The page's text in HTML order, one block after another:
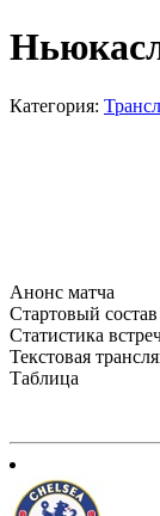
Категория:
Анонс матча
Стартовый состав
Статистика
Текстовая
Таблица